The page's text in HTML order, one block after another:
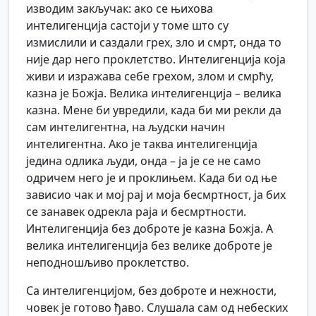
изводим закључак: ако се њихова
интелигенција састоји у томе што су
измислили и саздали грех, зло и смрт, онда то
није дар него проклетство. Интелигенција која
живи и изражава себе грехом, злом и смрћу,
казна је Божја. Велика интелигенција – велика
казна. Мене би увредили, када би ми рекли да
сам интелигентна, на људски начин
интелигентна. Ако је таква интелигенција
једина одлика људи, онда – ја је се не само
одричем него је и проклињем. Када би од ње
зависио чак и мој рај и моја бесмртност, ја бих
се занавек одрекла раја и бесмртности.
Интелигенција без доброте је казна Божја. А
велика интелигенција без велике доброте је
неподношљиво проклетство.
Са интелигенцијом, без доброте и нежности,
човек је готово ђаво. Слушала сам од небеских